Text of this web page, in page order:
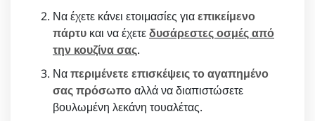
Να έχετε κάνει ετοιμασίες γιαεπικείμενο
πάρτυ και να έχετεδυσάρεστες οσμές από
την κουζίνα σας.
Ναπεριμένετε επισκέψεις το αγαπημένο
σας πρόσωποαλλά να διαπιστώσετε
βουλωμένη λεκάνη τουαλέτας.